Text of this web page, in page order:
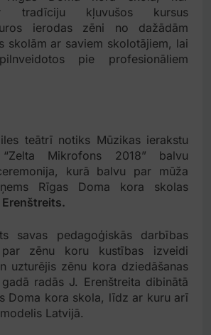
tradīciju kļuvušos kursus
ierodas zēni no dažādām
skolām ar saviem skolotājiem, lai
pie profesionāliem
teātrī notiks Mūzikas ierakstu
Mikrofons 2018” balvu
kurā balvu par mūža
Rīgas Doma kora skolas
savas pedagoģiskās darbības
zēnu koru kustības izveidi
uzturējis zēnu kora dziedāšanas
radās J. Erenštreita dibinātā
Doma kora skola, līdz ar kuru arī
Latvijā.